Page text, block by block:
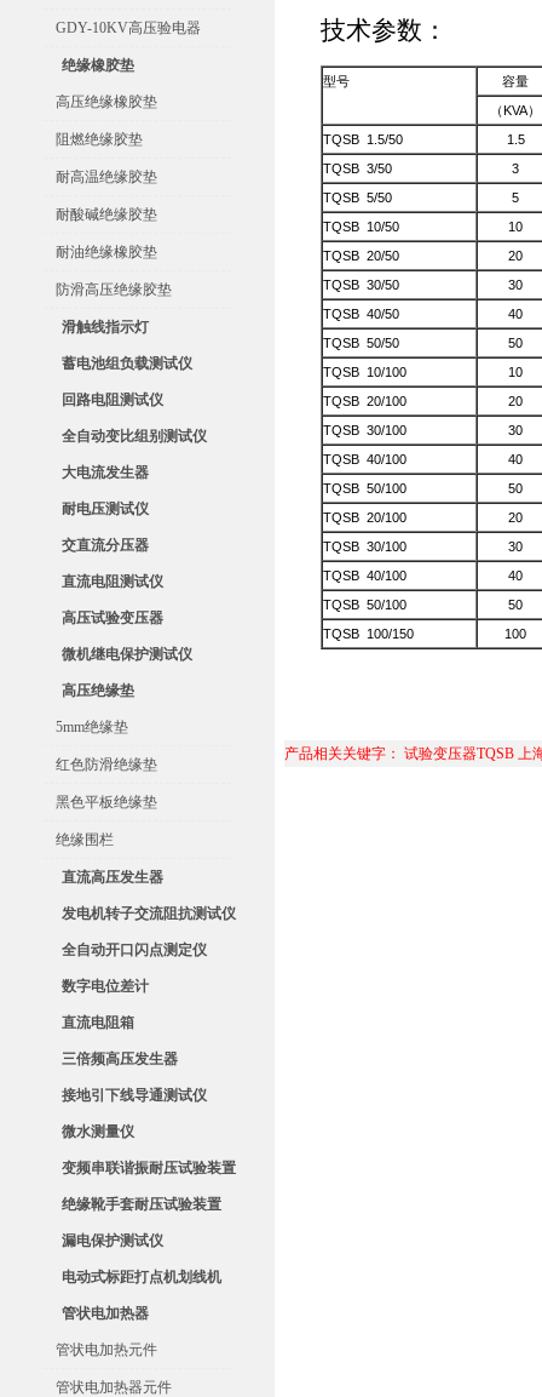
GDY-10KV高压验电器
绝缘橡胶垫
高压绝缘橡胶垫
阻燃绝缘胶垫
耐高温绝缘胶垫
耐酸碱绝缘胶垫
耐油绝缘橡胶垫
防滑高压绝缘胶垫
滑触线指示灯
蓄电池组负载测试仪
回路电阻测试仪
全自动变比组别测试仪
大电流发生器
耐电压测试仪
交直流分压器
直流电阻测试仪
高压试验变压器
微机继电保护测试仪
高压绝缘垫
5mm绝缘垫
红色防滑绝缘垫
黑色平板绝缘垫
绝缘围栏
直流高压发生器
发电机转子交流阻抗测试仪
全自动开口闪点测定仪
数字电位差计
直流电阻箱
三倍频高压发生器
接地引下线导通测试仪
微水测量仪
变频串联谐振耐压试验装置
绝缘靴手套耐压试验装置
漏电保护测试仪
电动式标距打点机划线机
管状电加热器
管状电加热元件
管状电加热器元件
技术参数：
型号
容量
（KVA）
TQSB 1.5/50
1.5
TQSB 3/50
3
TQSB 5/50
5
TQSB 10/50
10
TQSB 20/50
20
TQSB 30/50
30
TQSB 40/50
40
TQSB 50/50
50
TQSB 10/100
10
TQSB 20/100
20
TQSB 30/100
30
TQSB 40/100
40
TQSB 50/100
50
TQSB 20/100
20
TQSB 30/100
30
TQSB 40/100
40
TQSB 50/100
50
TQSB 100/150
100
产品相关关键字： 试验变压器TQSB 上